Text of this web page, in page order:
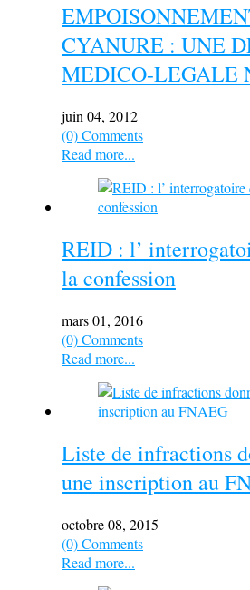
CYANURE : UNE
MEDICO-LEGALE
juin 04, 2012
(0) Comments
Read more...
REID : l’
la confession
mars 01, 2016
(0) Comments
Read more...
Liste de infractions
une inscription au
octobre 08, 2015
(0) Comments
Read more...